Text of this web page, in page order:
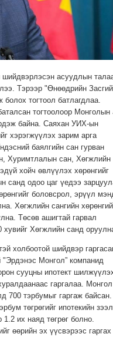
шийдвэрлэсэн асуудлын
Тэрээр "Өнөөдрийн
тогтоол батлагдлаа.
тогтоолоор Монголын
байна. Саяхан УИХ-ын
хэрэгжүүлэх зарим арга
баялгийн сан гурван
Хуримтлалын сан, Хөгжлийн
хойч өвлүүлэх хөрөнгийг
санд одоо цаг үедээ
боловсрол, эрүүл
Хөгжлийн сангийн
Төсөв ашигтай гарвал
хувийг Хөгжлийн санд
холбоотой шийдвэр
"Эрдэнэс Монгол” компанид
сууцны ипотект
гаргалаа. Монгол
700 тэрбумыг гаргаж байсан.
төгрөгийг ипотекийн
1.2 их наяд төгрөг болно.
өөрийн эх үүсвэрээс гаргах